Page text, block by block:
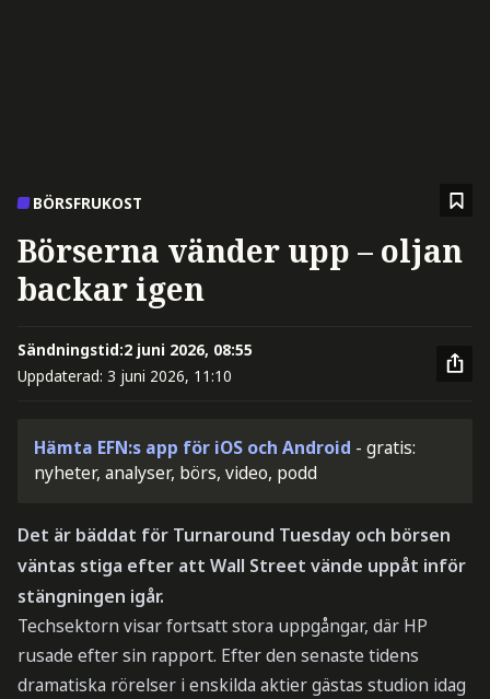
BÖRSFRUKOST
Börserna vänder upp – oljan
backar igen
Sändningstid:2 juni 2026, 08:55
Uppdaterad: 3 juni 2026, 11:10
Hämta EFN:s app för iOS och Android - gratis:
nyheter, analyser, börs, video, podd
Det är bäddat för Turnaround Tuesday och börsen
väntas stiga efter att Wall Street vände uppåt inför
stängningen igår.
Techsektorn visar fortsatt stora uppgångar, där HP
rusade efter sin rapport. Efter den senaste tidens
dramatiska rörelser i enskilda aktier gästas studion idag